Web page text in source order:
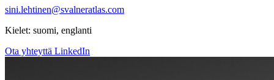
sini.lehtinen@svalneratlas.com
Kielet: suomi, englanti
Ota yhteyttä LinkedIn